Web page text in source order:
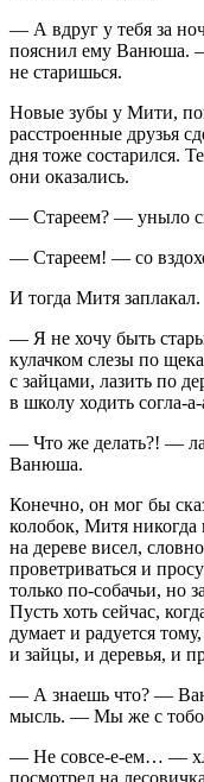
— А вдруг у тебя за
пояснил ему Ванюша.
не старишься.
Новые зубы у Мити,
расстроенные друзья
дня тоже состарился.
они оказались.
— Стареем? — уныло
— Стареем! — со
И тогда Митя заплакал.
— Я не хочу быть
кулачком слезы по
с зайцами, лазить по
в школу ходить согла-
— Что же делать?! —
Ванюша.
Конечно, он мог бы
колобок, Митя никогда
на дереве висел,
проветриваться и
только по-собачьи, но
Пусть хоть сейчас,
думает и радуется
и зайцы, и деревья, и
— А знаешь что? —
мысль. — Мы же с
— Не совсе-е-ем… —
посмотрел на